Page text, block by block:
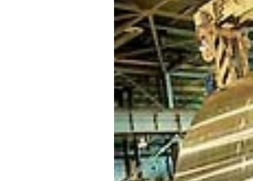
Mein B:O
Mein Konto
Folgen Sie uns
Kontakt